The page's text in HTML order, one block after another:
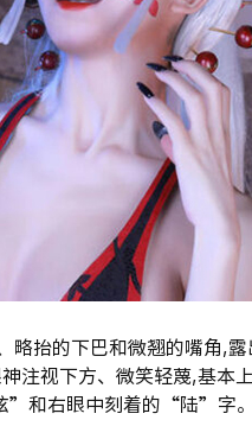
略抬的下巴和微翘的嘴角,
注视下方、微笑轻蔑,基本
”和右眼中刻着的“陆”字。